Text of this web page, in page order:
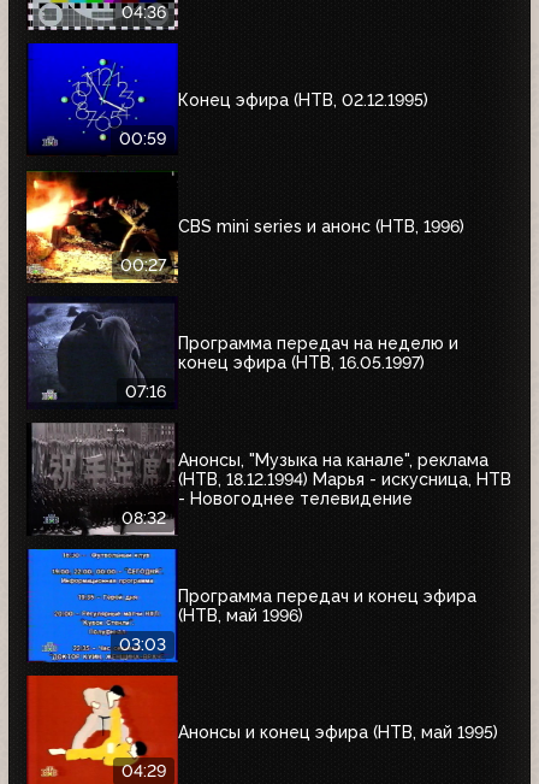
04:36
00:59
Конец эфира (НТВ, 02.12.1995)
00:27
CBS mini series и анонс (НТВ, 1996)
07:16
Программа передач на неделю и
конец эфира (НТВ, 16.05.1997)
08:32
Анонсы, "Музыка на канале", реклама
(НТВ, 18.12.1994) Марья - искусница, НТВ
- Новогоднее телевидение
03:03
Программа передач и конец эфира
(НТВ, май 1996)
04:29
Анонсы и конец эфира (НТВ, май 1995)